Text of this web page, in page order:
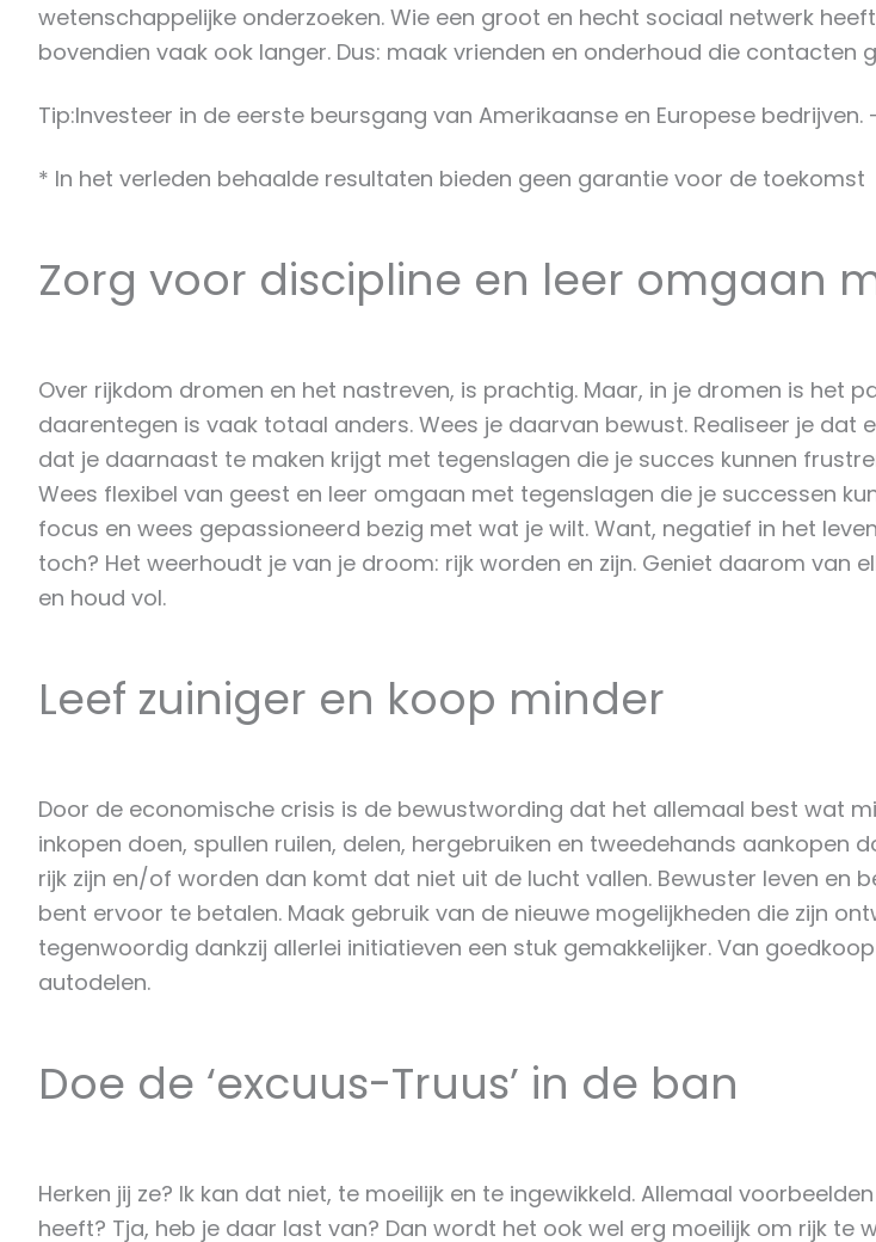
wetenschappelijke onderzoeken. Wie een groot en hecht sociaal netwerk
bovendien vaak ook langer. Dus: maak vrienden en onderhoud die contacten
Tip:Investeer in de eerste beursgang van Amerikaanse en Europese
* In het verleden behaalde resultaten bieden geen garantie voor de toekomst
Zorg voor discipline en leer omgaan
Over rijkdom dromen en het nastreven, is prachtig. Maar, in je dromen is het
daarentegen is vaak totaal anders. Wees je daarvan bewust. Realiseer je dat
dat je daarnaast te maken krijgt met tegenslagen die je succes kunnen
Wees flexibel van geest en leer omgaan met tegenslagen die je successen
focus en wees gepassioneerd bezig met wat je wilt. Want, negatief in het
toch? Het weerhoudt je van je droom: rijk worden en zijn. Geniet daarom van
en houd vol.
Leef zuiniger en koop minder
Door de economische crisis is de bewustwording dat het allemaal best wat
inkopen doen, spullen ruilen, delen, hergebruiken en tweedehands aankopen
rijk zijn en/of worden dan komt dat niet uit de lucht vallen. Bewuster leven en
bent ervoor te betalen. Maak gebruik van de nieuwe mogelijkheden die zijn
tegenwoordig dankzij allerlei initiatieven een stuk gemakkelijker. Van
autodelen.
Doe de ‘excuus-Truus’ in de ban
Herken jij ze? Ik kan dat niet, te moeilijk en te ingewikkeld. Allemaal
heeft? Tja, heb je daar last van? Dan wordt het ook wel erg moeilijk om rijk te